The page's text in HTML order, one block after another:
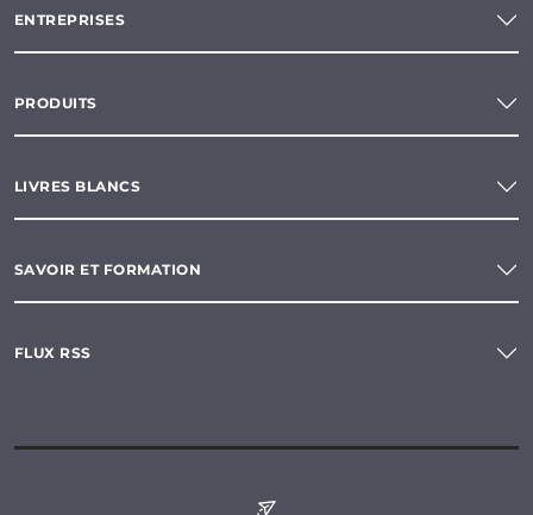
ENTREPRISES
PRODUITS
LIVRES BLANCS
SAVOIR ET FORMATION
FLUX RSS